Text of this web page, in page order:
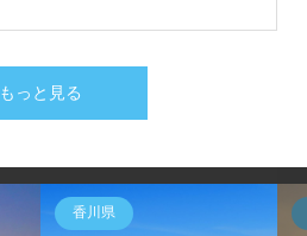
もっと見る
香川県